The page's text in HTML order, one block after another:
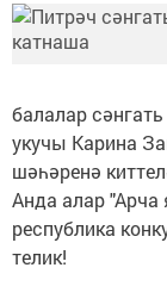
балалар
укучы Карина
шәһәренә
Анда алар
республика
телик!